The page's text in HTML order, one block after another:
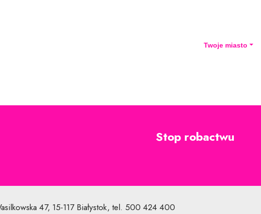
Twoje miasto
Stop robactwu
47, 15-117 Białystok, tel. 500 424 400